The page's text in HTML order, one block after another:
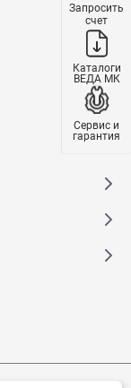
Запросить
счет
Каталоги
ВЕДА МК
Сервис и
гарантия